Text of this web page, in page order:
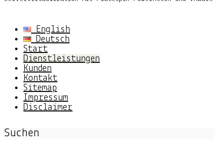
English
Deutsch
Start
Dienstleistungen
Kunden
Kontakt
Sitemap
Impressum
Disclaimer
Suchen